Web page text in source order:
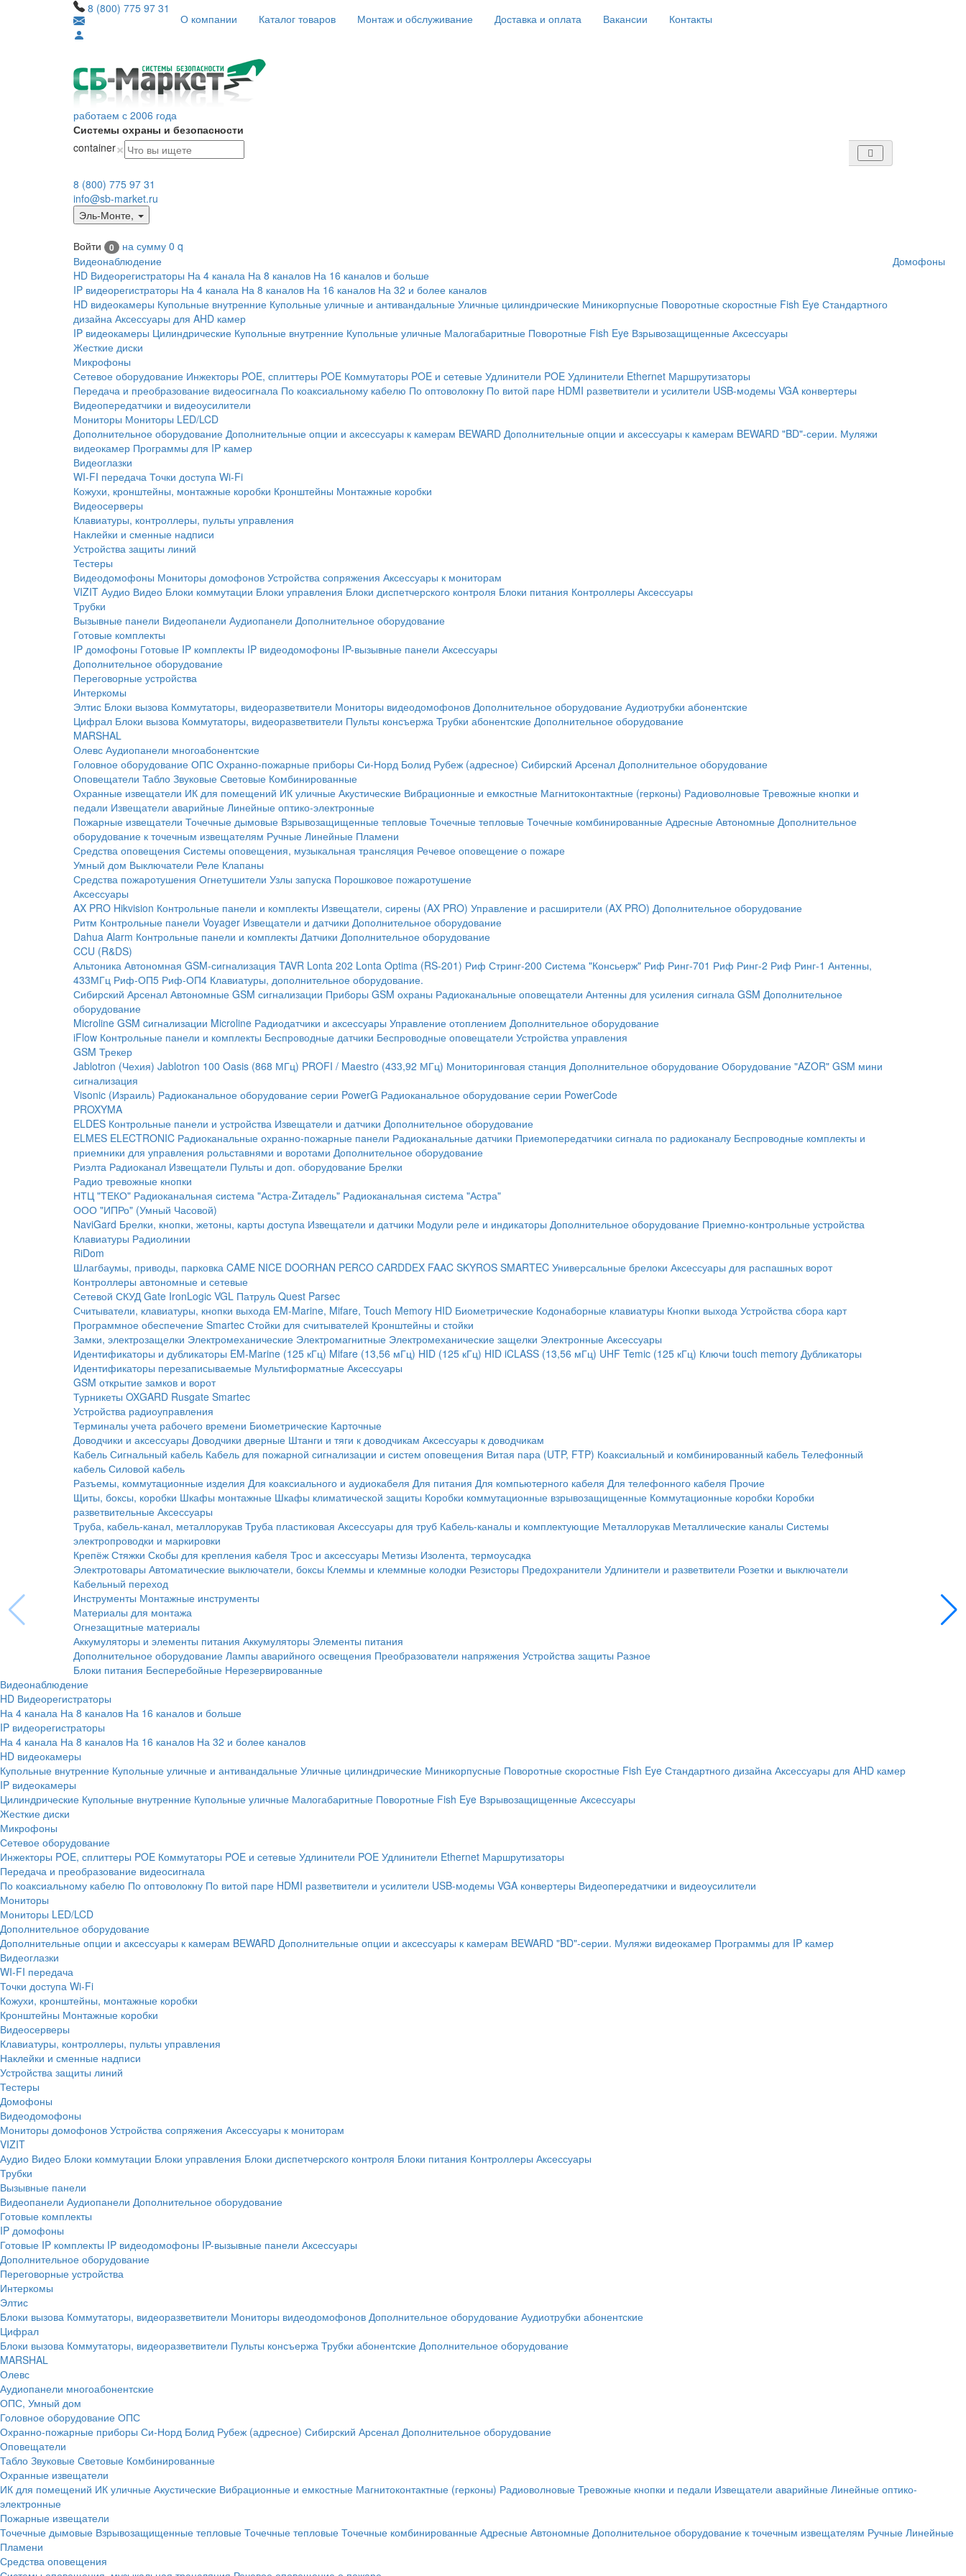
8 (800) 775 97 31
О компании Каталог товаров Монтаж и обслуживание Доставка и оплата Вакансии Контакты
работаем с 2006 года
Системы охраны и безопасности
container×
8 (800) 775 97 31
info@sb-market.ru
Эль-Монте,
Войти 0 на сумму 0 q
Видеонаблюдение
Домофоны
HD Видеорегистраторы На 4 канала На 8 каналов На 16 каналов и больше
IP видеорегистраторы На 4 канала На 8 каналов На 16 каналов На 32 и более каналов
HD видеокамеры Купольные внутренние Купольные уличные и антивандальные Уличные цилиндрические Миникорпусные Поворотные скоростные Fish Eye Стандартного
дизайна Аксессуары для AHD камер
IP видеокамеры Цилиндрические Купольные внутренние Купольные уличные Малогабаритные Поворотные Fish Eye Взрывозащищенные Аксессуары
Жесткие диски
Микрофоны
Сетевое оборудование Инжекторы POE, сплиттеры POE Коммутаторы POE и сетевые Удлинители POE Удлинители Ethernet Маршрутизаторы
Передача и преобразование видеосигнала По коаксиальному кабелю По оптоволокну По витой паре HDMI разветвители и усилители USB-модемы VGA конвертеры
Видеопередатчики и видеоусилители
Мониторы Мониторы LED/LCD
Дополнительное оборудование Дополнительные опции и аксессуары к камерам BEWARD Дополнительные опции и аксессуары к камерам BEWARD "BD"-серии. Муляжи
видеокамер Программы для IP камер
Видеоглазки
WI-FI передача Точки доступа Wi-Fi
Кожухи, кронштейны, монтажные коробки Кронштейны Монтажные коробки
Видеосерверы
Клавиатуры, контроллеры, пульты управления
Наклейки и сменные надписи
Устройства защиты линий
Тестеры
Видеодомофоны Мониторы домофонов Устройства сопряжения Аксессуары к мониторам
VIZIT Аудио Видео Блоки коммутации Блоки управления Блоки диспетчерского контроля Блоки питания Контроллеры Аксессуары
Трубки
Вызывные панели Видеопанели Аудиопанели Дополнительное оборудование
Готовые комплекты
IP домофоны Готовые IP комплекты IP видеодомофоны IP-вызывные панели Аксессуары
Дополнительное оборудование
Переговорные устройства
Интеркомы
Элтис Блоки вызова Коммутаторы, видеоразветвители Мониторы видеодомофонов Дополнительное оборудование Аудиотрубки абонентские
Цифрал Блоки вызова Коммутаторы, видеоразветвители Пульты консъержа Трубки абонентские Дополнительное оборудование
MARSHAL
Олевс Аудиопанели многоабонентские
Головное оборудование ОПС Охранно-пожарные приборы Си-Норд Болид Рубеж (адресное) Сибирский Арсенал Дополнительное оборудование
Оповещатели Табло Звуковые Световые Комбинированные
Охранные извещатели ИК для помещений ИК уличные Акустические Вибрационные и емкостные Магнитоконтактные (герконы) Радиоволновые Тревожные кнопки и
педали Извещатели аварийные Линейные оптико-электронные
Пожарные извещатели Точечные дымовые Взрывозащищенные тепловые Точечные тепловые Точечные комбинированные Адресные Автономные Дополнительное
оборудование к точечным извещателям Ручные Линейные Пламени
Средства оповещения Системы оповещения, музыкальная трансляция Речевое оповещение о пожаре
Умный дом Выключатели Реле Клапаны
Средства пожаротушения Огнетушители Узлы запуска Порошковое пожаротушение
Аксессуары
AX PRO Hikvision Контрольные панели и комплекты Извещатели, сирены (AX PRO) Управление и расширители (AX PRO) Дополнительное оборудование
Ритм Контрольные панели Voyager Извещатели и датчики Дополнительное оборудование
Dahua Alarm Контрольные панели и комплекты Датчики Дополнительное оборудование
CCU (R&DS)
Альтоника Автономная GSM-сигнализация TAVR Lonta 202 Lonta Optima (RS-201) Риф Стринг-200 Система "Консьерж" Риф Ринг-701 Риф Ринг-2 Риф Ринг-1 Антенны,
433МГц Риф-ОП5 Риф-ОП4 Клавиатуры, дополнительное оборудование.
Сибирский Арсенал Автономные GSM сигнализации Приборы GSM охраны Радиоканальные оповещатели Антенны для усиления сигнала GSM Дополнительное
оборудование
Microline GSM cигнализации Microline Радиодатчики и аксессуары Управление отоплением Дополнительное оборудование
iFlow Контрольные панели и комплекты Беспроводные датчики Беспроводные оповещатели Устройства управления
GSM Трекер
Jablotron (Чехия) Jablotron 100 Oasis (868 МГц) PROFI / Maestro (433,92 МГц) Мониторинговая станция Дополнительное оборудование Оборудование "AZOR" GSM мини
сигнализация
Visonic (Израиль) Радиоканальное оборудование серии PowerG Радиоканальное оборудование серии PowerCode
PROXYMA
ELDES Контрольные панели и устройства Извещатели и датчики Дополнительное оборудование
ELMES ELECTRONIC Радиоканальные охранно-пожарные панели Радиоканальные датчики Приемопередатчики сигнала по радиоканалу Беспроводные комплекты и
приемники для управления рольставнями и воротами Дополнительное оборудование
Риэлта Радиоканал Извещатели Пульты и доп. оборудование Брелки
Радио тревожные кнопки
НТЦ "ТЕКО" Радиоканальная система "Астра-Zитадель" Радиоканальная система "Астра"
ООО "ИПРо" (Умный Часовой)
NaviGard Брелки, кнопки, жетоны, карты доступа Извещатели и датчики Модули реле и индикаторы Дополнительное оборудование Приемно-контрольные устройства
Клавиатуры Радиолинии
RiDom
Шлагбаумы, приводы, парковка CAME NICE DOORHAN PERCO CARDDEX FAAC SKYROS SMARTEC Универсальные брелоки Аксессуары для распашных ворот
Контроллеры автономные и сетевые
Сетевой СКУД Gate IronLogic VGL Патруль Quest Parsec
Считыватели, клавиатуры, кнопки выхода EM-Marine, Mifare, Touch Memory HID Биометрические Кодонаборные клавиатуры Кнопки выхода Устройства сбора карт
Программное обеспечение Smartec Стойки для считывателей Кронштейны и стойки
Замки, электрозащелки Электромеханические Электромагнитные Электромеханические защелки Электронные Аксессуары
Идентификаторы и дубликаторы EM-Marine (125 кГц) Mifare (13,56 мГц) HID (125 кГц) HID iCLASS (13,56 мГц) UHF Temic (125 кГц) Ключи touch memory Дубликаторы
Идентификаторы перезаписываемые Мультиформатные Аксессуары
GSM открытие замков и ворот
Турникеты OXGARD Rusgate Smartec
Устройства радиоуправления
Терминалы учета рабочего времени Биометрические Карточные
Доводчики и аксессуары Доводчики дверные Штанги и тяги к доводчикам Аксессуары к доводчикам
Кабель Сигнальный кабель Кабель для пожарной сигнализации и систем оповещения Витая пара (UTP, FTP) Коаксиальный и комбинированный кабель Телефонный
кабель Силовой кабель
Разъемы, коммутационные изделия Для коаксиального и аудиокабеля Для питания Для компьютерного кабеля Для телефонного кабеля Прочие
Щиты, боксы, коробки Шкафы монтажные Шкафы климатической защиты Коробки коммутационные взрывозащищенные Коммутационные коробки Коробки
разветвительные Аксессуары
Труба, кабель-канал, металлорукав Труба пластиковая Аксессуары для труб Кабель-каналы и комплектующие Металлорукав Металлические каналы Системы
электропроводки и маркировки
Крепёж Стяжки Скобы для крепления кабеля Трос и аксессуары Метизы Изолента, термоусадка
Электротовары Автоматические выключатели, боксы Клеммы и клеммные колодки Резисторы Предохранители Удлинители и разветвители Розетки и выключатели
Кабельный переход
Инструменты Монтажные инструменты
Материалы для монтажа
Огнезащитные материалы
Аккумуляторы и элементы питания Аккумуляторы Элементы питания
Дополнительное оборудование Лампы аварийного освещения Преобразователи напряжения Устройства защиты Разное
Блоки питания Бесперебойные Нерезервированные
Видеонаблюдение
HD Видеорегистраторы
На 4 канала На 8 каналов На 16 каналов и больше
IP видеорегистраторы
На 4 канала На 8 каналов На 16 каналов На 32 и более каналов
HD видеокамеры
Купольные внутренние Купольные уличные и антивандальные Уличные цилиндрические Миникорпусные Поворотные скоростные Fish Eye Стандартного дизайна Аксессуары для AHD камер
IP видеокамеры
Цилиндрические Купольные внутренние Купольные уличные Малогабаритные Поворотные Fish Eye Взрывозащищенные Аксессуары
Жесткие диски
Микрофоны
Сетевое оборудование
Инжекторы POE, сплиттеры POE Коммутаторы POE и сетевые Удлинители POE Удлинители Ethernet Маршрутизаторы
Передача и преобразование видеосигнала
По коаксиальному кабелю По оптоволокну По витой паре HDMI разветвители и усилители USB-модемы VGA конвертеры Видеопередатчики и видеоусилители
Мониторы
Мониторы LED/LCD
Дополнительное оборудование
Дополнительные опции и аксессуары к камерам BEWARD Дополнительные опции и аксессуары к камерам BEWARD "BD"-серии. Муляжи видеокамер Программы для IP камер
Видеоглазки
WI-FI передача
Точки доступа Wi-Fi
Кожухи, кронштейны, монтажные коробки
Кронштейны Монтажные коробки
Видеосерверы
Клавиатуры, контроллеры, пульты управления
Наклейки и сменные надписи
Устройства защиты линий
Тестеры
Домофоны
Видеодомофоны
Мониторы домофонов Устройства сопряжения Аксессуары к мониторам
VIZIT
Аудио Видео Блоки коммутации Блоки управления Блоки диспетчерского контроля Блоки питания Контроллеры Аксессуары
Трубки
Вызывные панели
Видеопанели Аудиопанели Дополнительное оборудование
Готовые комплекты
IP домофоны
Готовые IP комплекты IP видеодомофоны IP-вызывные панели Аксессуары
Дополнительное оборудование
Переговорные устройства
Интеркомы
Элтис
Блоки вызова Коммутаторы, видеоразветвители Мониторы видеодомофонов Дополнительное оборудование Аудиотрубки абонентские
Цифрал
Блоки вызова Коммутаторы, видеоразветвители Пульты консъержа Трубки абонентские Дополнительное оборудование
MARSHAL
Олевс
Аудиопанели многоабонентские
ОПС, Умный дом
Головное оборудование ОПС
Охранно-пожарные приборы Си-Норд Болид Рубеж (адресное) Сибирский Арсенал Дополнительное оборудование
Оповещатели
Табло Звуковые Световые Комбинированные
Охранные извещатели
ИК для помещений ИК уличные Акустические Вибрационные и емкостные Магнитоконтактные (герконы) Радиоволновые Тревожные кнопки и педали Извещатели аварийные Линейные оптико-
электронные
Пожарные извещатели
Точечные дымовые Взрывозащищенные тепловые Точечные тепловые Точечные комбинированные Адресные Автономные Дополнительное оборудование к точечным извещателям Ручные Линейные
Пламени
Средства оповещения